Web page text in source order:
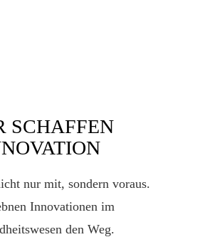
SCHAFFEN
nur mit, sondern voraus.
Innovationen im
den Weg.